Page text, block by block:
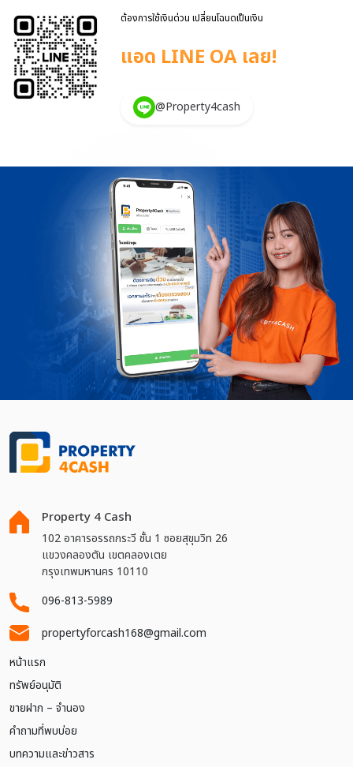
ที่ดินถึงเกิดขึ้น โดยมีรูปแบบง่ายๆ นั่นก็คือ สมาชิกที่ต้องการจะมี
กรรมสิทธิ์มาตกลงและ คุยกันก่อนว่ารู […]
ต้องการใช้เงินด่วน เปลี่ยนโฉนดเป็นเงิน
แอด LINE OA เลย!
@Property4cash
Property 4 Cash
102 อาคารอรรถกระวี ชั้น 1 ซอยสุขุมวิท 26
แขวงคลองตัน เขตคลองเตย
กรุงเทพมหานคร 10110
096-813-5989
propertyforcash168@gmail.com
หน้าแรก
ทรัพย์อนุมัติ
ขายฝาก – จำนอง
คำถามที่พบบ่อย
บทความและข่าวสาร